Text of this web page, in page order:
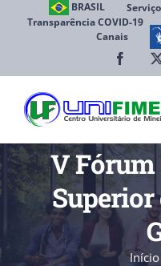
BRASIL
Transparência COVID-19
Canais
V Fórum
Superior
Início